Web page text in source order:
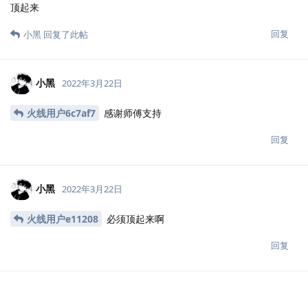
顶起来
回复
小黑 回复了此帖
小黑 2022年3月22日
火线用户6c7af7 感谢师傅支持
回复
小黑 2022年3月22日
火线用户e11208 必须顶起来啊
回复